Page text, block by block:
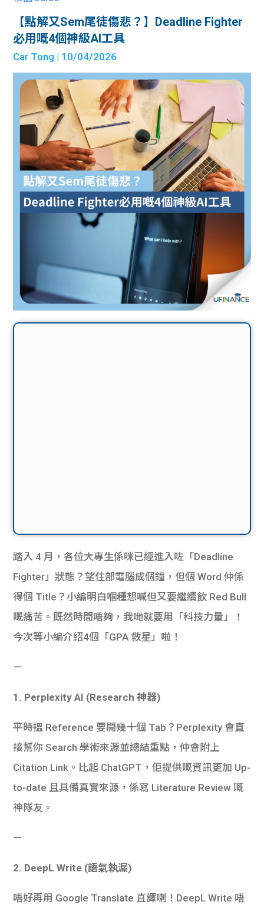
【點解又Sem尾徒傷悲？】Deadline Fighter
必用嘅4個神級AI工具
Car Tong | 10/04/2026
踏入 4 月，各位大專生係咪已經進入咗「Deadline
Fighter」狀態？望住部電腦成個鐘，但個 Word 仲係
得個 Title？小編明白嗰種想喊但又要繼續飲 Red Bull
嘅痛苦。既然時間唔夠，我哋就要用「科技力量」！
今次等小編介紹4個「GPA 救星」啦！
－
1. Perplexity AI (Research 神器)
平時搵 Reference 要開幾十個 Tab？Perplexity 會直
接幫你 Search 學術來源並總結重點，仲會附上
Citation Link。比起 ChatGPT，佢提供嘅資訊更加 Up-
to-date 且具備真實來源，係寫 Literature Review 嘅
神隊友。
－
2. DeepL Write (語氣執漏)
唔好再用 Google Translate 直譯喇！DeepL Write 唔